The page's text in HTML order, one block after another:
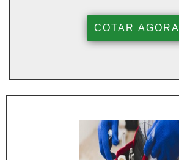
COTAR AGORA